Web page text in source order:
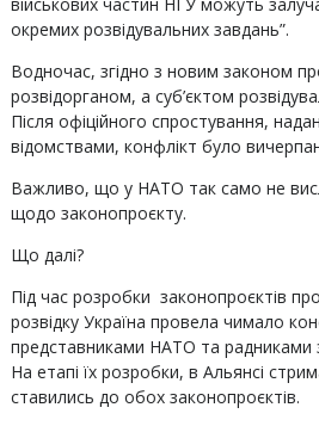
окремих розвідувальних завдань”.
Водночас, згідно з новим законом
розвідорганом, а суб’єктом
Після офіційного спростування,
відомствами, конфлікт було
Важливо, що у НАТО так само не
щодо законопроєкту.
Що далі?
Під час розробки законопроєктів
розвідку Україна провела чимало
представниками НАТО та радниками
На етапі їх розробки, в Альянсі
ставились до обох законопроєктів.